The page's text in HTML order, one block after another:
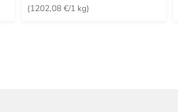
(1202,08 €/1 kg)